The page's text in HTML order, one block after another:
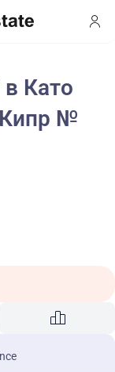
Като
№